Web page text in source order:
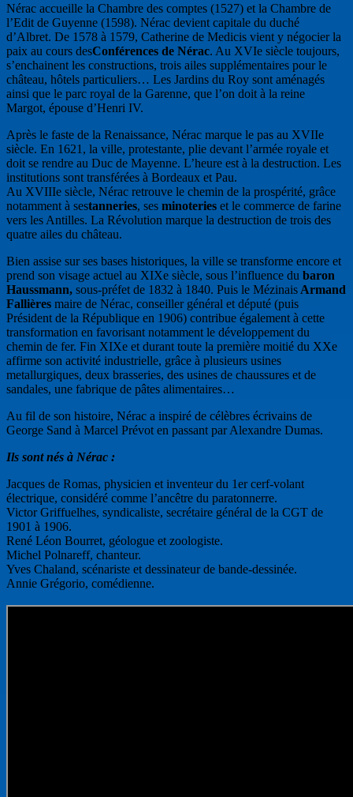
Nérac accueille la Chambre des comptes (1527) et la Chambre de
l’Edit de Guyenne (1598). Nérac devient capitale du duché
d’Albret. De 1578 à 1579, Catherine de Medicis vient y négocier la
paix au cours desConférences de Nérac. Au XVIe siècle toujours,
s’enchainent les constructions, trois ailes supplémentaires pour le
château, hôtels particuliers… Les Jardins du Roy sont aménagés
ainsi que le parc royal de la Garenne, que l’on doit à la reine
Margot, épouse d’Henri IV.
Après le faste de la Renaissance, Nérac marque le pas au XVIIe
siècle. En 1621, la ville, protestante, plie devant l’armée royale et
doit se rendre au Duc de Mayenne. L’heure est à la destruction. Les
institutions sont transférées à Bordeaux et Pau.
Au XVIIIe siècle, Nérac retrouve le chemin de la prospérité, grâce
notamment à sestanneries, ses minoteries et le commerce de farine
vers les Antilles. La Révolution marque la destruction de trois des
quatre ailes du château.
Bien assise sur ses bases historiques, la ville se transforme encore et
prend son visage actuel au XIXe siècle, sous l’influence du baron
Haussmann, sous-préfet de 1832 à 1840. Puis le Mézinais Armand
Fallières maire de Nérac, conseiller général et député (puis
Président de la République en 1906) contribue également à cette
transformation en favorisant notamment le développement du
chemin de fer. Fin XIXe et durant toute la première moitié du XXe
affirme son activité industrielle, grâce à plusieurs usines
metallurgiques, deux brasseries, des usines de chaussures et de
sandales, une fabrique de pâtes alimentaires…
Au fil de son histoire, Nérac a inspiré de célèbres écrivains de
George Sand à Marcel Prévot en passant par Alexandre Dumas.
Ils sont nés à Nérac :
Jacques de Romas, physicien et inventeur du 1er cerf-volant
électrique, considéré comme l’ancêtre du paratonnerre.
Victor Griffuelhes, syndicaliste, secrétaire général de la CGT de
1901 à 1906.
René Léon Bourret, géologue et zoologiste.
Michel Polnareff, chanteur.
Yves Chaland, scénariste et dessinateur de bande-dessinée.
Annie Grégorio, comédienne.